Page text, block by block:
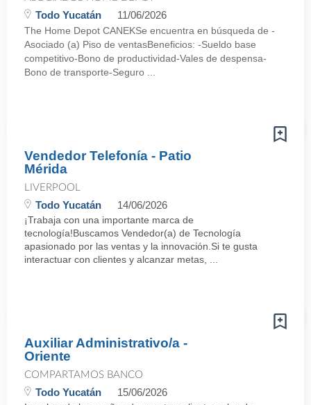
Todo Yucatán 11/06/2026
The Home Depot CANEKSe encuentra en búsqueda de -
Asociado (a) Piso de ventasBeneficios: -Sueldo base
competitivo-Bono de productividad-Vales de despensa-
Bono de transporte-Seguro ...
Vendedor Telefonía - Patio
Mérida
LIVERPOOL
Todo Yucatán 14/06/2026
¡Trabaja con una importante marca de
tecnología!Buscamos Vendedor(a) de Tecnología
apasionado por las ventas y la innovación.Si te gusta
interactuar con clientes y alcanzar metas, ...
Auxiliar Administrativo/a -
Oriente
COMPARTAMOS BANCO
Todo Yucatán 15/06/2026